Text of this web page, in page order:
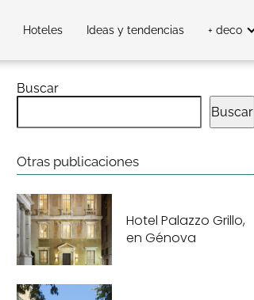
Hoteles Ideas y tendencias + deco
Buscar
Buscar
Otras publicaciones
Hotel Palazzo Grillo,
en Génova